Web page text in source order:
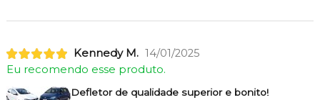
Kennedy M. 14/01/2025
Eu recomendo esse produto.
Defletor de qualidade superior e bonito!